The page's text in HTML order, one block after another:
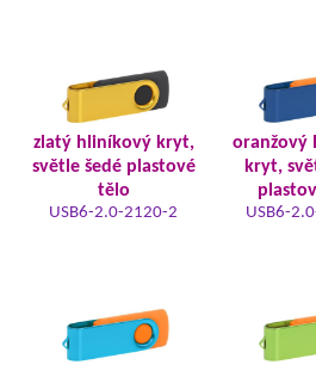
zlatý hliníkový kryt,
světle šedé plastové
tělo
USB6-2.0-2120-2
oranžový
kryt,
USB6-